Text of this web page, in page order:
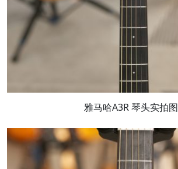
雅马哈A3R 琴头实拍图